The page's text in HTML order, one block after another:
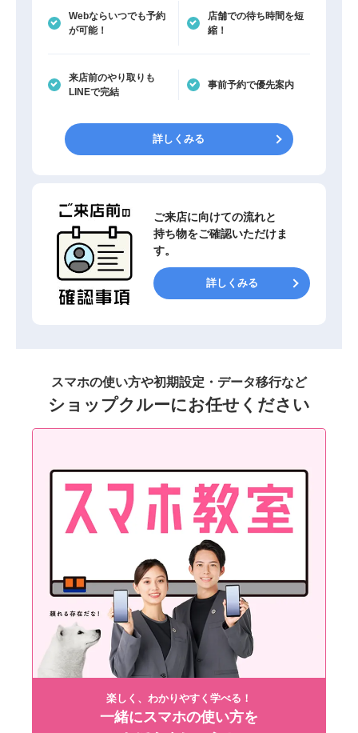
Webならいつでも予約
が可能！
店舗での待ち時間を短
縮！
来店前のやり取りも
LINEで完結
事前予約で優先案内
詳しくみる
ご来店に向けての流れと
持ち物をご確認いただけま
す。
詳しくみる
スマホの使い方や初期設定・データ移行など
ショップクルーにお任せください
楽しく、わかりやすく学べる！
一緒にスマホの使い方を